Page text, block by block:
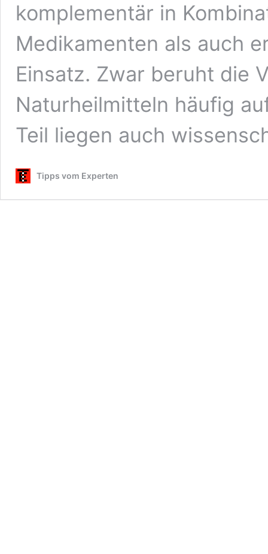
komplementär in
Medikamenten als auch
Einsatz. Zwar beruht die
Naturheilmitteln häufig
Teil liegen auch
Tipps vom Experten